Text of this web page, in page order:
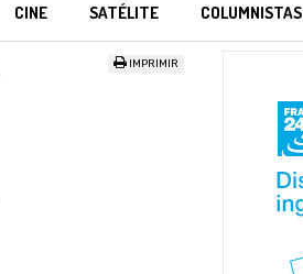
CINE SATÉLITE COLUMNISTAS
IMPRIMIR